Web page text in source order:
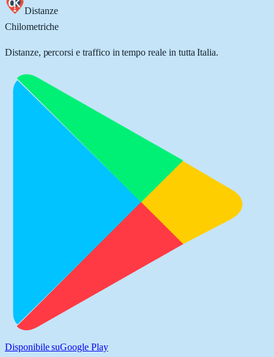
Distanze
Chilometriche
Distanze, percorsi e traffico in tempo reale in tutta Italia.
Disponibile suGoogle Play